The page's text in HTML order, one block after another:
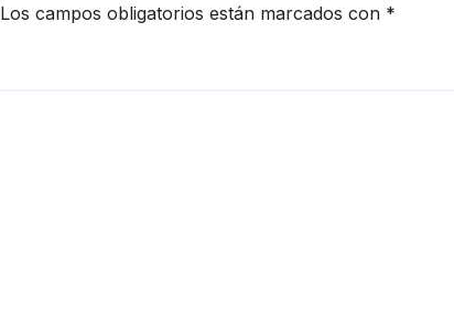
Los campos obligatorios están marcados con *